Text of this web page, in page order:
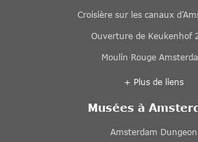
Croisière sur les canaux
Ouverture de Keukenhof
Moulin Rouge
+ Plus de liens
Musées à
Amsterdam Dungeon